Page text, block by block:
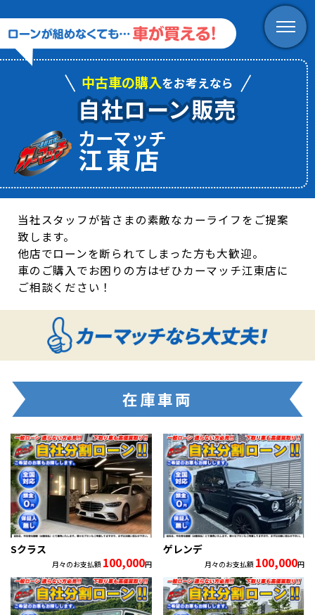
中古車の購入をお考えなら
自社ローン販売
カーマッチ
江東店
当社スタッフが皆さまの素敵なカーライフをご提案
致します。
他店でローンを断られてしまった方も大歓迎。
車のご購入でお困りの方はぜひカーマッチ江東店に
ご相談ください！
在庫車両
Sクラス
月々のお支払額 100,000円
ゲレンデ
月々のお支払額 100,000円